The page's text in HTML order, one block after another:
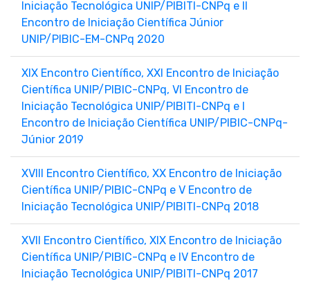
Iniciação Tecnológica UNIP/PIBITI-CNPq e II
Encontro de Iniciação Científica Júnior
UNIP/PIBIC-EM-CNPq 2020
XIX Encontro Científico, XXI Encontro de Iniciação
Científica UNIP/PIBIC-CNPq, VI Encontro de
Iniciação Tecnológica UNIP/PIBITI-CNPq e I
Encontro de Iniciação Científica UNIP/PIBIC-CNPq-
Júnior 2019
XVIII Encontro Científico, XX Encontro de Iniciação
Científica UNIP/PIBIC-CNPq e V Encontro de
Iniciação Tecnológica UNIP/PIBITI-CNPq 2018
XVII Encontro Científico, XIX Encontro de Iniciação
Científica UNIP/PIBIC-CNPq e IV Encontro de
Iniciação Tecnológica UNIP/PIBITI-CNPq 2017